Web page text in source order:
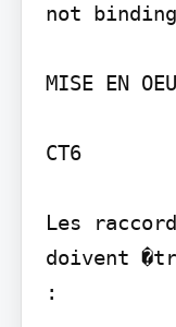
not
MISE EN
CT6
Les
doivent
: